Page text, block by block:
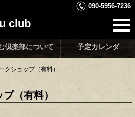
090-5956-7236
club
倶楽部について 予定カレンダ
クショップ（有料）
（有料）